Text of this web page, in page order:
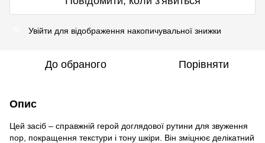
Увійти для відображення накопичувальної знижки
До обраного Порівняти
Опис
Цей засіб – справжній герой доглядової рутини для звуження
пор, покращення текстури і тону шкіри. Він зміцнює делікатний